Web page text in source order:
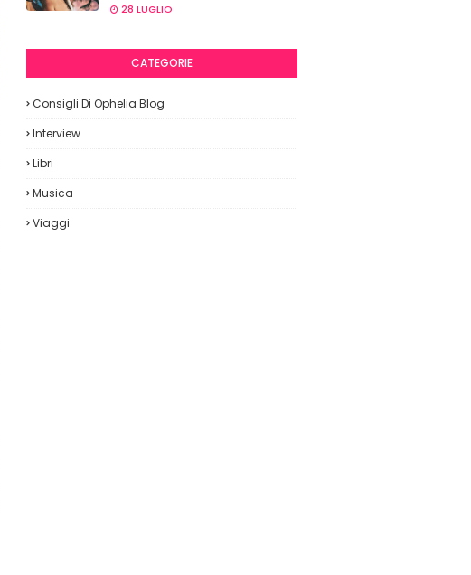
28 LUGLIO
CATEGORIE
Consigli Di Ophelia Blog
Interview
Libri
Musica
Viaggi